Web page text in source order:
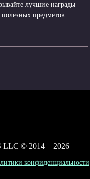
лучшие награды
предметов
LLC © 2014 – 2026
конфиденциальности